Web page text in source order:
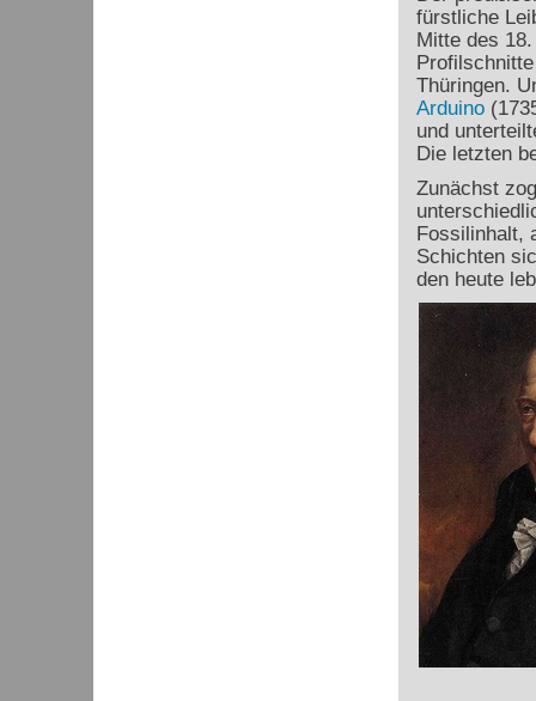
fürstliche
Mitte des
Thüringen.
Arduino
und
Die letzten
Zunächst
Fossilinhalt,
Schichten
den heute